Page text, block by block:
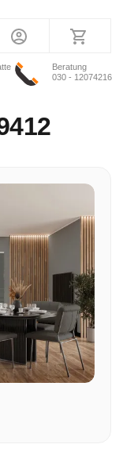
Beratung
030 - 12074216